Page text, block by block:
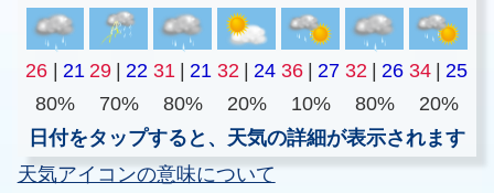
26 21 29 22 31 21 32 24 36 27 32 26 34
25
80%
70% 80% 20% 10% 80%
20%
日付をタップすると、天気の詳細が表示されます
天気アイコンの意味について